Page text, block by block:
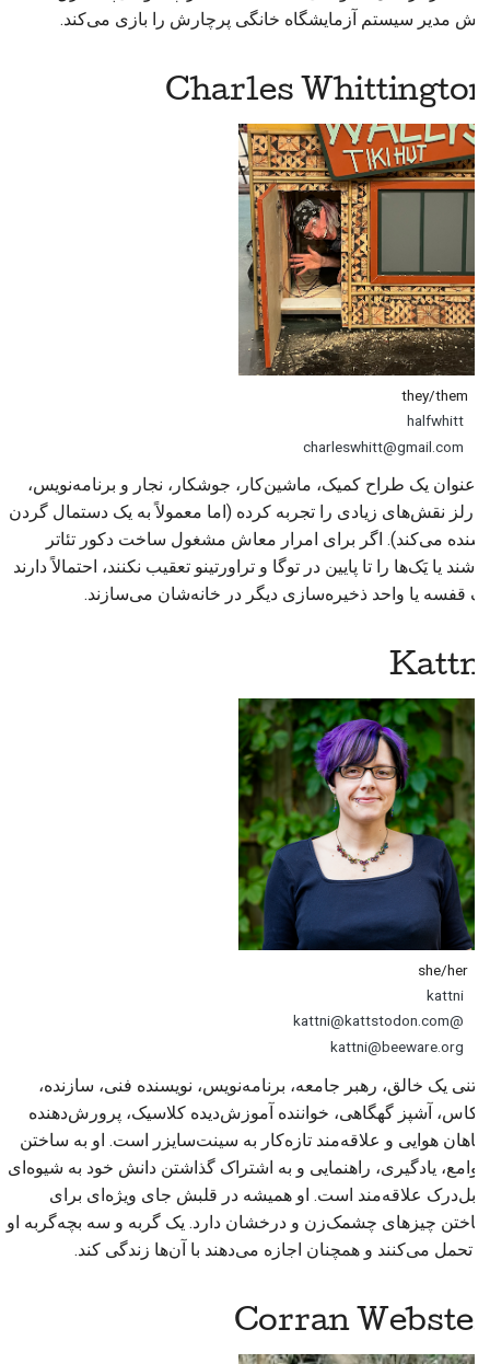
نقش مدیر سیستم آزمایشگاه خانگی پرچارش را بازی می‌کند.
Charles Whittington
halfwhitt
charleswhitt@gmail.com
به‌عنوان یک طراح کمیک، ماشین‌کار، جوشکار، نجار و برنامه‌نویس،
چارلز نقش‌های زیادی را تجربه کرده (اما معمولاً به یک دستمال گردن
بسنده می‌کند). اگر برای امرار معاش مشغول ساخت دکور تئاتر
نباشند یا یَک‌ها را تا پایین در توگا و تراورتینو تعقیب نکنند، احتمالاً دارند
یک قفسه یا واحد ذخیره‌سازی دیگر در خانه‌شان می‌سازند.
Kattni
kattni
@kattni@kattstodon.com
kattni@beeware.org
کاتنی یک خالق، رهبر جامعه، برنامه‌نویس، نویسنده فنی، سازنده،
عکاس، آشپز گهگاهی، خواننده آموزش‌دیده کلاسیک، پرورش‌دهنده
گیاهان هوایی و علاقه‌مند تازه‌کار به سینت‌سایزر است. او به ساختن
جوامع، یادگیری، راهنمایی و به اشتراک گذاشتن دانش خود به شیوه‌ای
قابل‌درک علاقه‌مند است. او همیشه در قلبش جای ویژه‌ای برای
ساختن چیزهای چشمک‌زن و درخشان دارد. یک گربه و سه بچه‌گربه او
را تحمل می‌کنند و همچنان اجازه می‌دهند با آن‌ها زندگی کند.
Corran Webster